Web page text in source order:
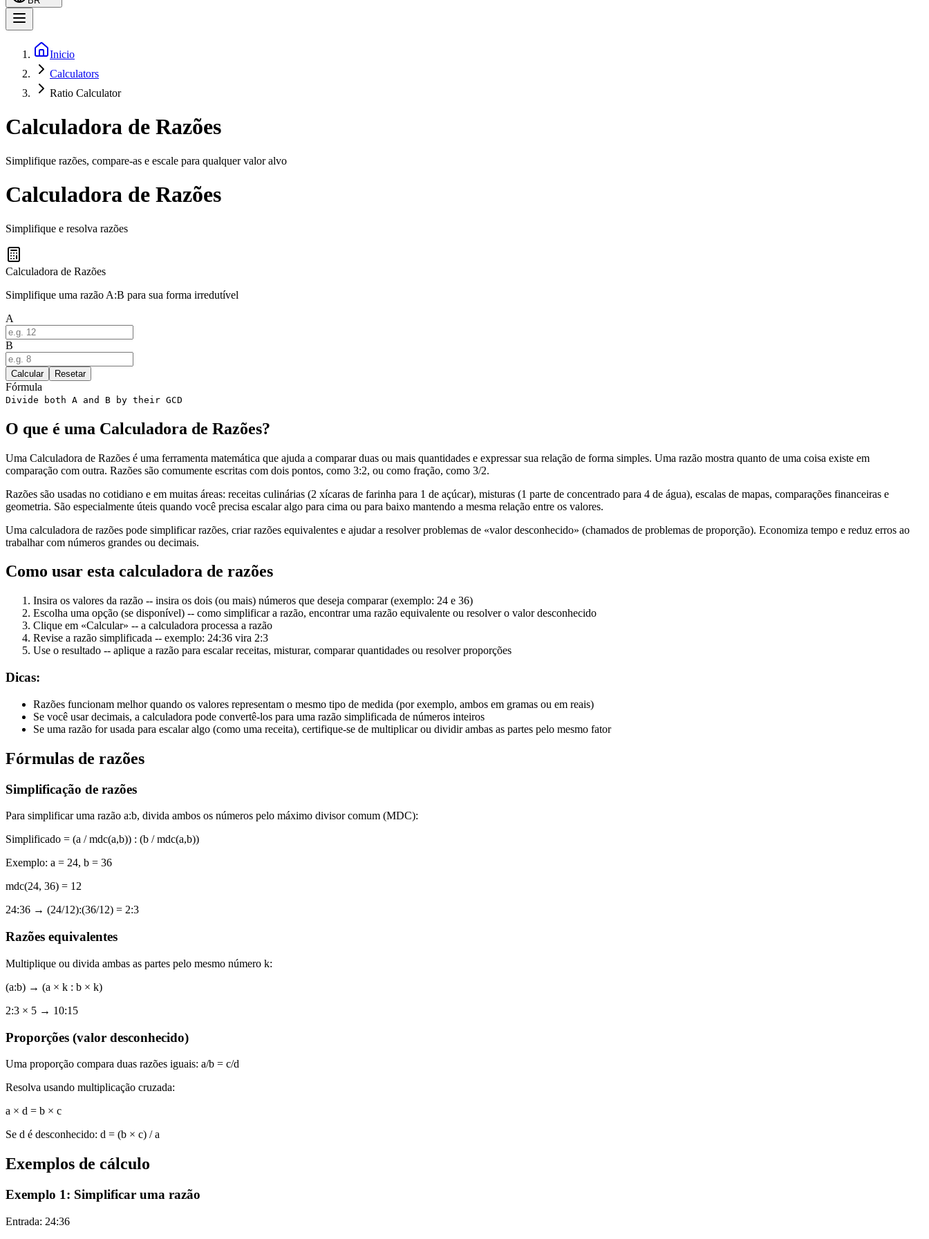
Inicio
Calculators
Ratio Calculator
Calculadora de Razões
Simplifique razões, compare-as e escale para qualquer valor alvo
Calculadora de Razões
Simplifique e resolva razões
Calculadora de Razões
Simplifique uma razão A:B para sua forma irredutível
A
B
Calcular Resetar
Fórmula
Divide both A and B by their GCD
O que é uma Calculadora de Razões?
Uma Calculadora de Razões é uma ferramenta matemática que ajuda a comparar duas ou mais quantidades e expressar sua relação de forma simples. Uma razão mostra quanto de uma coisa existe em
comparação com outra. Razões são comumente escritas com dois pontos, como 3:2, ou como fração, como 3/2.
Razões são usadas no cotidiano e em muitas áreas: receitas culinárias (2 xícaras de farinha para 1 de açúcar), misturas (1 parte de concentrado para 4 de água), escalas de mapas, comparações financeiras e
geometria. São especialmente úteis quando você precisa escalar algo para cima ou para baixo mantendo a mesma relação entre os valores.
Uma calculadora de razões pode simplificar razões, criar razões equivalentes e ajudar a resolver problemas de «valor desconhecido» (chamados de problemas de proporção). Economiza tempo e reduz erros ao
trabalhar com números grandes ou decimais.
Como usar esta calculadora de razões
Insira os valores da razão -- insira os dois (ou mais) números que deseja comparar (exemplo: 24 e 36)
Escolha uma opção (se disponível) -- como simplificar a razão, encontrar uma razão equivalente ou resolver o valor desconhecido
Clique em «Calcular» -- a calculadora processa a razão
Revise a razão simplificada -- exemplo: 24:36 vira 2:3
Use o resultado -- aplique a razão para escalar receitas, misturar, comparar quantidades ou resolver proporções
Dicas:
Razões funcionam melhor quando os valores representam o mesmo tipo de medida (por exemplo, ambos em gramas ou em reais)
Se você usar decimais, a calculadora pode convertê-los para uma razão simplificada de números inteiros
Se uma razão for usada para escalar algo (como uma receita), certifique-se de multiplicar ou dividir ambas as partes pelo mesmo fator
Fórmulas de razões
Simplificação de razões
Para simplificar uma razão a:b, divida ambos os números pelo máximo divisor comum (MDC):
Simplificado = (a / mdc(a,b)) : (b / mdc(a,b))
Exemplo: a = 24, b = 36
mdc(24, 36) = 12
24:36 → (24/12):(36/12) = 2:3
Razões equivalentes
Multiplique ou divida ambas as partes pelo mesmo número k:
(a:b) → (a × k : b × k)
2:3 × 5 → 10:15
Proporções (valor desconhecido)
Uma proporção compara duas razões iguais: a/b = c/d
Resolva usando multiplicação cruzada:
a × d = b × c
Se d é desconhecido: d = (b × c) / a
Exemplos de cálculo
Exemplo 1: Simplificar uma razão
Entrada: 24:36